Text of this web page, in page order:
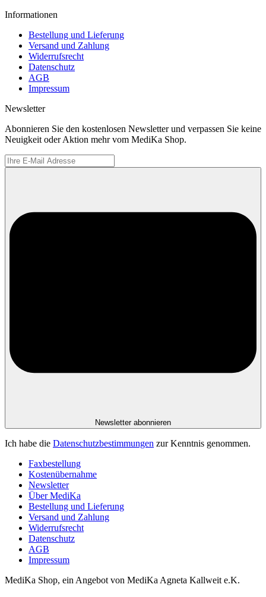
Informationen
Bestellung und Lieferung
Versand und Zahlung
Widerrufsrecht
Datenschutz
AGB
Impressum
Newsletter
Abonnieren Sie den kostenlosen Newsletter und verpassen Sie keine
Neuigkeit oder Aktion mehr vom MediKa Shop.
Newsletter abonnieren
Ich habe die Datenschutzbestimmungen zur Kenntnis genommen.
Faxbestellung
Kostenübernahme
Newsletter
Über MediKa
Bestellung und Lieferung
Versand und Zahlung
Widerrufsrecht
Datenschutz
AGB
Impressum
MediKa Shop, ein Angebot von MediKa Agneta Kallweit e.K.